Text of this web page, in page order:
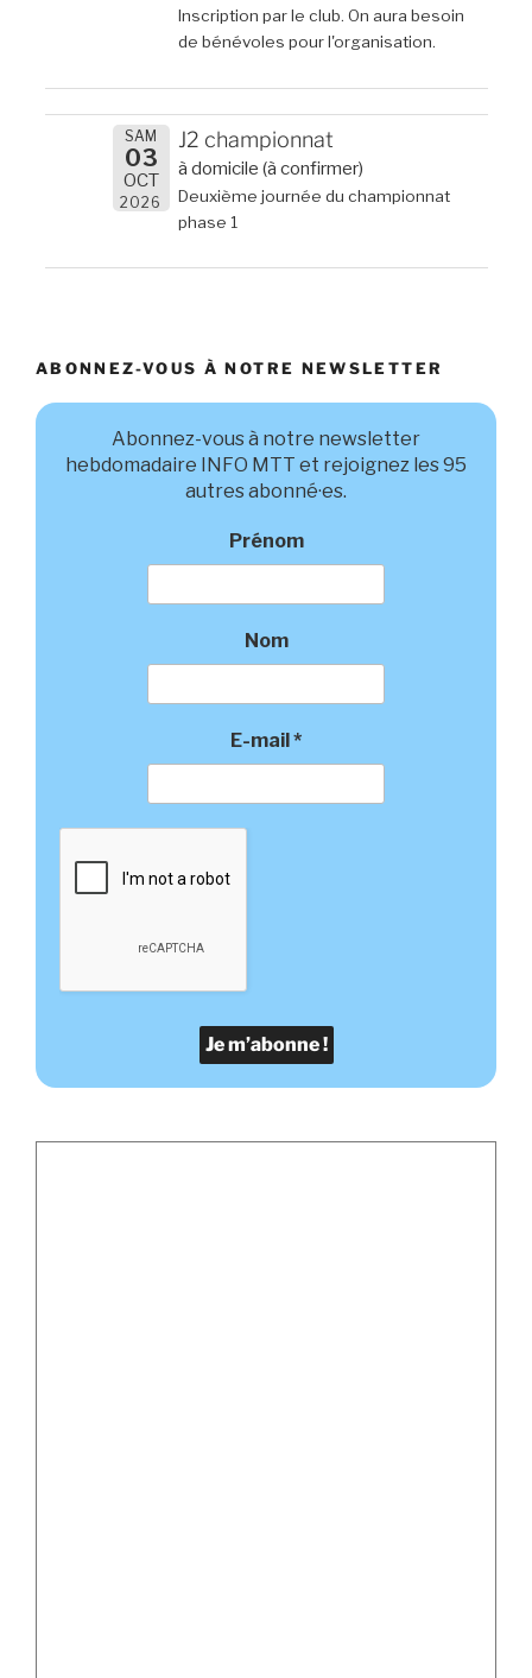
Inscription par le club. On aura besoin
de bénévoles pour l'organisation.
SAM
03
OCT
2026
J2 championnat
à domicile (à confirmer)
Deuxième journée du championnat
phase 1
ABONNEZ-VOUS À NOTRE NEWSLETTER
Abonnez-vous à notre newsletter
hebdomadaire INFO MTT et rejoignez les 95
autres abonné·es.
Prénom
Nom
E-mail*